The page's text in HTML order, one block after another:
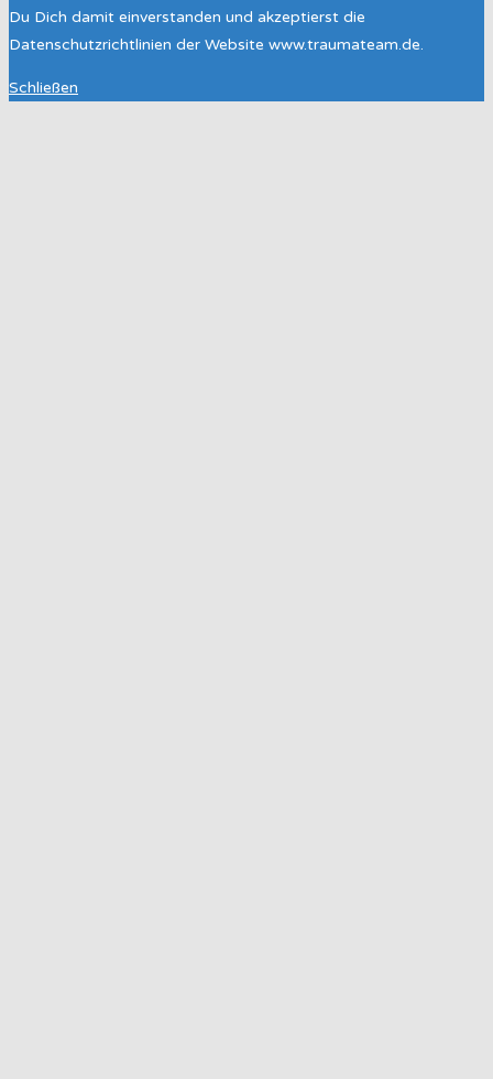
Du Dich damit einverstanden und akzeptierst die
Datenschutzrichtlinien der Website www.traumateam.de.
Schließen